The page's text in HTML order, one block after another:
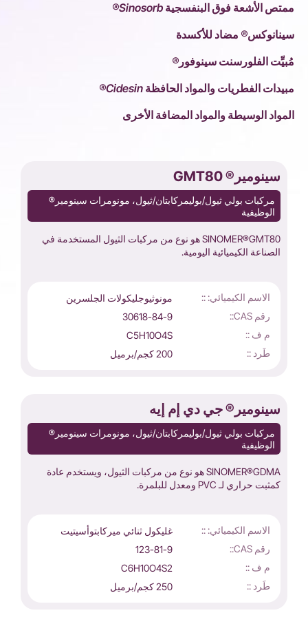
ممتص الأشعة فوق البنفسجية Sinosorb®
سينانوكس® مضاد للأكسدة
مُبيِّت الفلورسنت سينوفور®
مبيدات الفطريات والمواد الحافظة Cidesin®
المواد الوسيطة والمواد المضافة الأخرى
سينومير® GMT80
مركبات بولي ثيول/بوليمركابتان/ثيول، مونومرات سينومير®
الوظيفية
SINOMER®GMT80 هو نوع من مركبات الثيول المستخدمة في
الصناعة الكيميائية اليومية.
الاسم الكيميائي: ::
مونوثيوجليكولات الجلسرين
رقم CAS::
30618-84-9
م ف ::
C5H10O4S
طَرد ::
200 كجم/برميل
سينومير® جي دي إم إيه
مركبات بولي ثيول/بوليمركابتان/ثيول، مونومرات سينومير®
الوظيفية
SINOMER®GDMA هو نوع من مركبات الثيول، ويستخدم عادة
كمثبت حراري لـ PVC ومعدل للبلمرة.
الاسم الكيميائي: ::
غليكول ثنائي ميركابتوأسيتيت
رقم CAS::
123-81-9
م ف ::
C6H10O4S2
طَرد ::
250 كجم/برميل